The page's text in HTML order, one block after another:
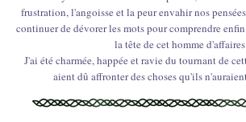
frustration, l'angoisse et la peur envahir nos
continuer de dévorer les mots pour comprendre
la tête de cet homme
J'ai été charmée, happée et ravie du tournant de
aient dû affronter des choses qu'ils